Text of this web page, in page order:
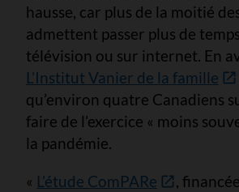
hausse, car plus de la moitié
admettent passer plus de
télévision ou sur internet. En
L’Institut Vanier de la famille
qu’environ quatre Canadiens
faire de l’exercice « moins
la pandémie.
« L’étude ComPARe
,